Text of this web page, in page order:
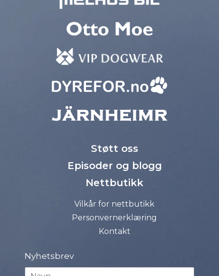
Støtt oss
Episoder og blogg
Nettbutikk
Vilkår for nettbutikk
Personvernerklæring
Kontakt
Nyhetsbrev